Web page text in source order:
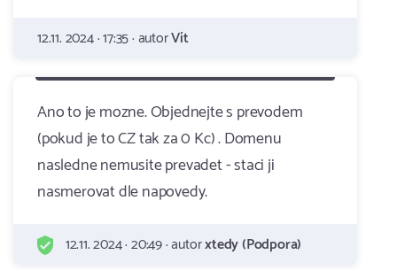
12.11. 2024 · 17:35 · autorVít
Ano to je mozne. Objednejte s prevodem
(pokud je to CZ tak za 0 Kc) . Domenu
nasledne nemusite prevadet - staci ji
nasmerovat dle napovedy.
12.11. 2024 · 20:49 · autorxtedy (Podpora)